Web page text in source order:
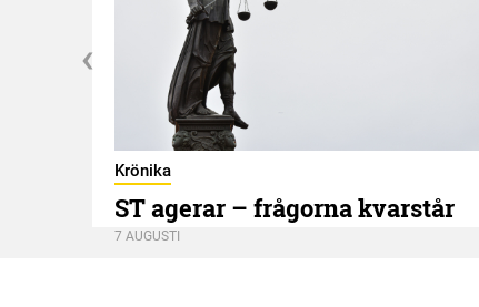
Krönika
ST agerar – frågorna kvarstår
7 AUGUSTI